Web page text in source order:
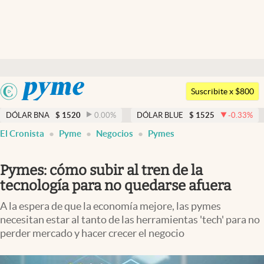
Argentina
Members
Economía y Política
Finanzas y Mercados
Negocios
Columnistas
Otras secciones
Suscribite x $800
DÓLAR BNA $ 1520 0.00% DÓLAR BLUE $ 1525 -0.33%
El Cronista Pyme Negocios Pymes
Pymes: cómo subir al tren de la
tecnología para no quedarse afuera
A la espera de que la economía mejore, las pymes
necesitan estar al tanto de las herramientas 'tech' para no
perder mercado y hacer crecer el negocio